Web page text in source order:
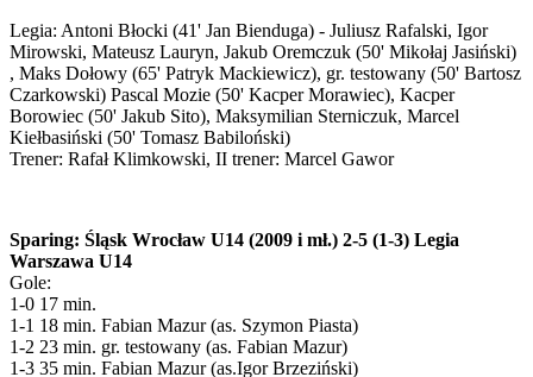
Legia: Antoni Błocki (41' Jan Bienduga) - Juliusz Rafalski, Igor
Mirowski, Mateusz Lauryn, Jakub Oremczuk (50' Mikołaj Jasiński)
, Maks Dołowy (65' Patryk Mackiewicz), gr. testowany (50' Bartosz
Czarkowski) Pascal Mozie (50' Kacper Morawiec), Kacper
Borowiec (50' Jakub Sito), Maksymilian Sterniczuk, Marcel
Kiełbasiński (50' Tomasz Babiloński)
Trener: Rafał Klimkowski, II trener: Marcel Gawor
Sparing: Śląsk Wrocław U14 (2009 i mł.) 2-5 (1-3) Legia
Warszawa U14
Gole:
1-0 17 min.
1-1 18 min. Fabian Mazur (as. Szymon Piasta)
1-2 23 min. gr. testowany (as. Fabian Mazur)
1-3 35 min. Fabian Mazur (as.Igor Brzeziński)